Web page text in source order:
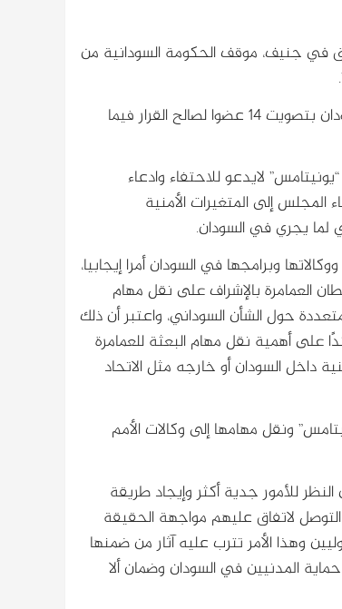
في جنيف، موقف الحكومة السودانية من
وكان مجلس الأمن الدولي قد اصدر قرارا، أنهى بموجبه مهمة البعثة في السودان بتصويت 14 عضوا لصالح القرار فيما
لايدعو للاحتفاء وادعاء
المجلس إلى المتغيرات الأمنية
لما يجري في السودان.
وبرامجها في السودان أمرا إيجابيا،
العمامرة بالإشراف على نقل مهام
حول الشأن السوداني، واعتبر أن ذلك
على أهمية نقل مهام البعثة للعمامرة
داخل السودان أو خارجه مثل الاتحاد
ونقل مهامها إلى وكالات الأمم
للأمور جدية أكثر وإيجاد طريقة
لاتفاق عليهم مواجهة الحقيقة
وهذا الأمر تترب عليه آثار من ضمنها
المدنيين في السودان وضمان ألا